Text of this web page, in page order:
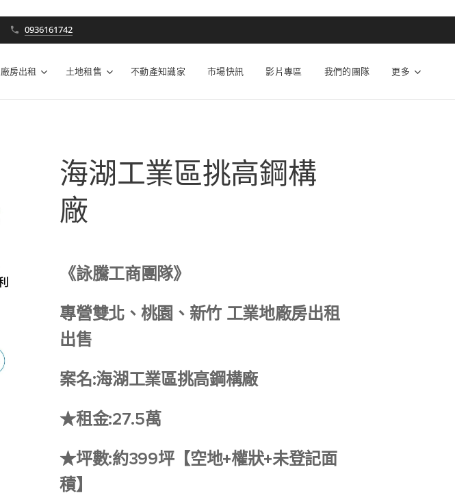
0936161742
廠房出租 土地租售 不動產知識家 市場快訊 影片專區 我們的團隊 更多
海湖工業區挑高鋼構
廠
《詠騰工商團隊》
專營雙北、桃園、新竹 工業地廠房出租
出售
案名:海湖工業區挑高鋼構廠
★租金:27.5萬
★坪數:約399坪【空地+權狀+未登記面
積】